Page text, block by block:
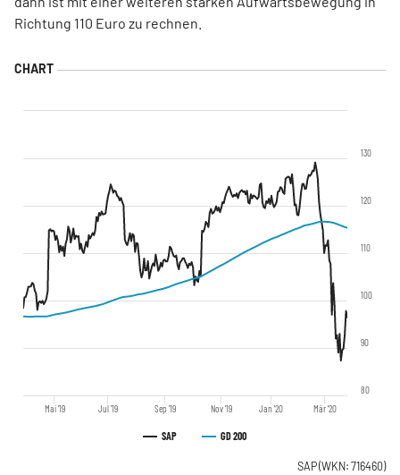
Richtung 110 Euro zu rechnen.
SAP GD 200
Mai '19 Jul '19 Sep '19 Nov '19 Jan '20 Mär '20
80
90
100
110
120
130
SAP(WKN: 716460)